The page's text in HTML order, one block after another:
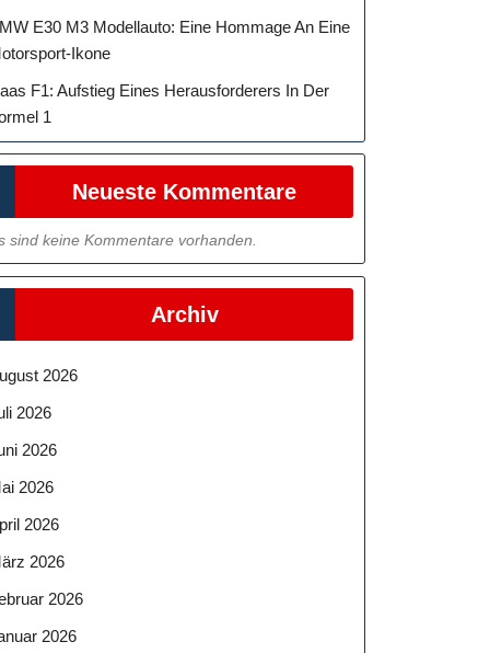
E30 M3 Modellauto: Eine Hommage An Eine
Ikone
F1: Aufstieg Eines Herausforderers In Der
1
Neueste Kommentare
sind keine Kommentare vorhanden.
Archiv
2026
2026
2026
2026
2026
2026
2026
2026